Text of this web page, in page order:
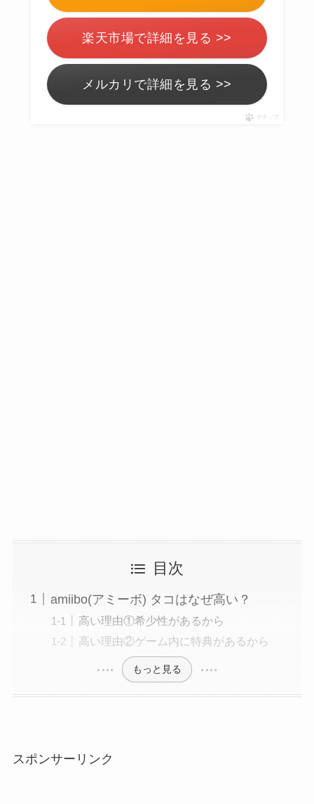
楽天市場で詳細を見る >>
メルカリで詳細を見る >>
ポチップ
目次
amiibo(アミーボ) タコはなぜ高い？
高い理由①希少性があるから
高い理由②ゲーム内に特典があるから
もっと見る
スポンサーリンク